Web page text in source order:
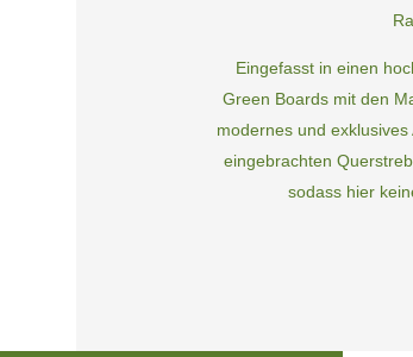
Eingefasst in einen
Green Boards mit den
modernes und
eingebrachten
sodass hier